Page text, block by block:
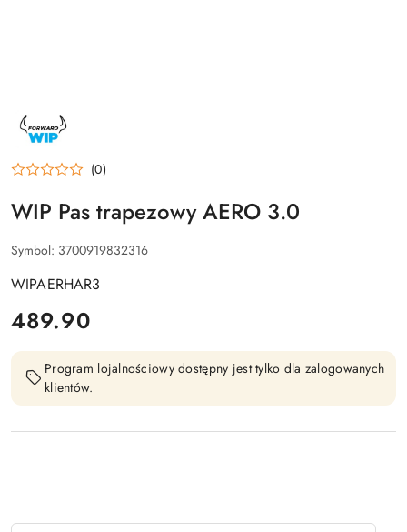
PRODUCENTA:
FORWARD
WIP
(0)
WIP Pas trapezowy AERO 3.0
Symbol: 3700919832316
WIPAERHAR3
cena:
489.90
Program lojalnościowy dostępny jest tylko dla zalogowanych
klientów.